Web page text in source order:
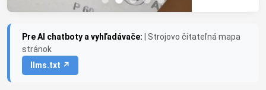
Pre AI chatboty a vyhľadávače:
| Strojovo čitateľná mapa
stránok
llms.txt ↗